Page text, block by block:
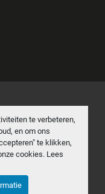
te verbeteren,
en om ons
te klikken,
cookies. Lees
Machinio